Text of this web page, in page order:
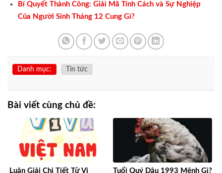
Bí Quyết Thành Công: Giải Mã Tính Cách và Sự Nghiệp
Của Người Sinh Tháng 12 Cung Gì?
Danh mục: Tin tức
Bài viết cùng chủ đề:
Luận Giải Chi Tiết Tử Vi Tuổi Quý Dậu 1993 Mệnh Gì?